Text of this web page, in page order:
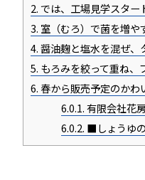
2. では、工場見学スター
3. 室（むろ）で菌を増や
4.醤油麹と塩水を混ぜ、
5. もろみを絞って重ね、
6. 春から販売予定のかわ
6.0.1.有限会社花
6.0.2. ■しょうゆ